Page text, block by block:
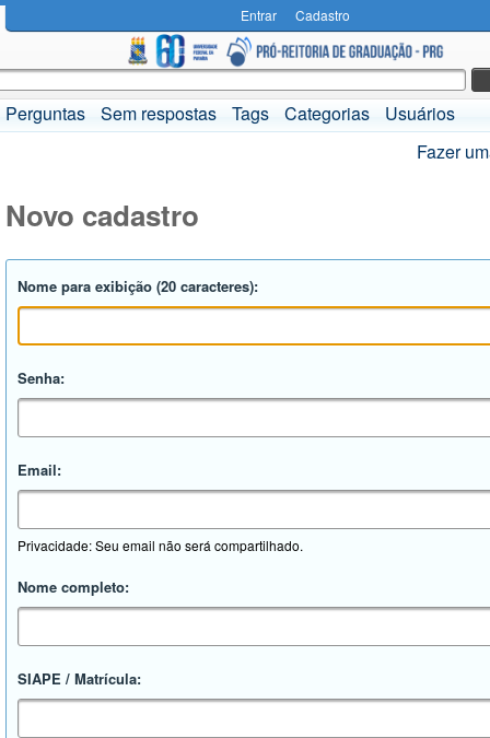
Entrar Cadastro
Perguntas Sem respostas Tags Categorias
Usuários
Fazer
Novo cadastro
Nome para exibição (20 caracteres):
Senha:
Email:
Privacidade: Seu email não será compartilhado.
Nome completo:
SIAPE / Matrícula: